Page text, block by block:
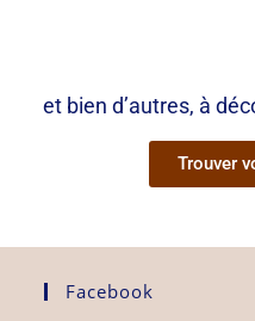
et bien d’autres, à
Trouver
Facebook